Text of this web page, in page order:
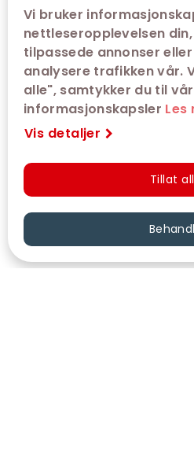
Vi bruker
nettleseropplevelsen
tilpassede annonser
analysere trafikken vår.
alle", samtykker du til
informasjonskapsler Les
Vis detaljer
Tillat